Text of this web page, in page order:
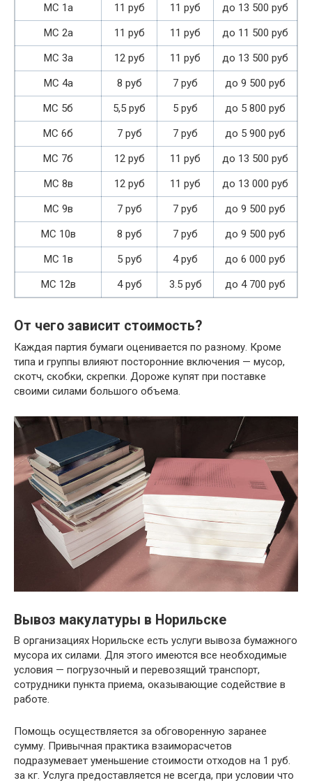
МС 1а 11 руб 11 руб
до 13 500 руб
МС 2а
11 руб 11 руб
до 11 500 руб
МС 3а
12 руб 11 руб
до 13 500 руб
МС 4а
8 руб 7 руб
до 9 500 руб
МС 5б
5,5 руб 5 руб
до 5 800 руб
МС 6б
7 руб 7 руб
до 5 900 руб
МС 7б
12 руб 11 руб
до 13 500 руб
МС 8в
12 руб 11 руб
до 13 000 руб
МС 9в
7 руб 7 руб
до 9 500 руб
МС 10в
8 руб 7 руб
до 9 500 руб
МС 1в
5 руб 4 руб
до 6 000 руб
МС 12в
4 руб 3.5 руб до 4 700 руб
От чего зависит стоимость?
Каждая партия бумаги оценивается по разному. Кроме
типа и группы влияют посторонние включения — мусор,
скотч, скобки, скрепки. Дороже купят при поставке
своими силами большого объема.
Вывоз макулатуры в Норильске
В организациях Норильске есть услуги вывоза бумажного
мусора их силами. Для этого имеются все необходимые
условия — погрузочный и перевозящий транспорт,
сотрудники пункта приема, оказывающие содействие в
работе.
Помощь осуществляется за обговоренную заранее
сумму. Привычная практика взаиморасчетов
подразумевает уменьшение стоимости отходов на 1 руб.
за кг. Услуга предоставляется не всегда, при условии что